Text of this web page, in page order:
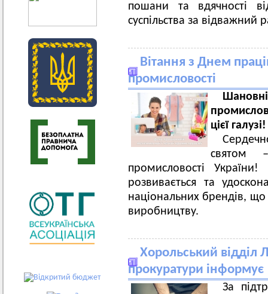
пошани та вдячності
суспільства за відважний
Вітання з Днем
промисловості
цієї
святом
промисловості України!
розвивається та
національних брендів,
виробництву.
Хорольський відділ
прокуратури інформує
За